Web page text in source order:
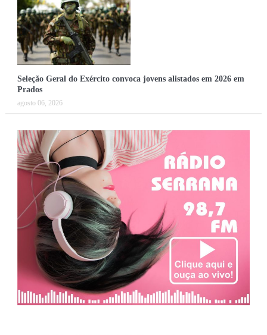
Seleção Geral do Exército convoca jovens alistados em 2026 em
Prados
agosto 06, 2026